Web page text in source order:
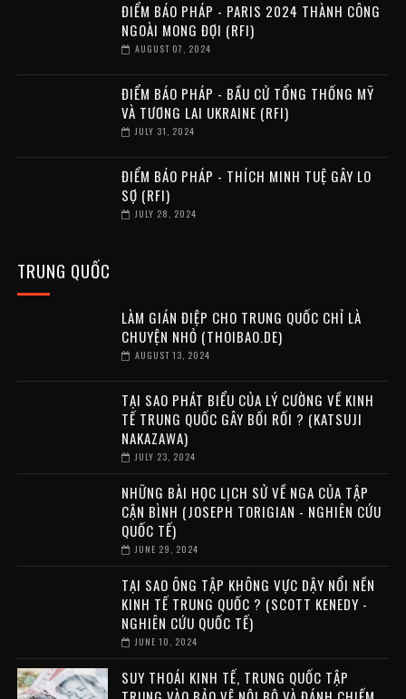
ĐIỂM BÁO PHÁP - PARIS 2024 THÀNH CÔNG
NGOÀI MONG ĐỢI (RFI)
AUGUST 07, 2024
ĐIỂM BÁO PHÁP - BẦU CỬ TỔNG THỐNG MỸ
VÀ TƯƠNG LAI UKRAINE (RFI)
JULY 31, 2024
ĐIỂM BÁO PHÁP - THÍCH MINH TUỆ GÂY LO
SỢ (RFI)
JULY 28, 2024
TRUNG QUỐC
LÀM GIÁN ĐIỆP CHO TRUNG QUỐC CHỈ LÀ
CHUYỆN NHỎ (THOIBAO.DE)
AUGUST 13, 2024
TẠI SAO PHÁT BIỂU CỦA LÝ CƯỜNG VỀ KINH
TẾ TRUNG QUỐC GÂY BỐI RỐI ? (KATSUJI
NAKAZAWA)
JULY 23, 2024
NHỮNG BÀI HỌC LỊCH SỬ VỀ NGA CỦA TẬP
CẬN BÌNH (JOSEPH TORIGIAN - NGHIÊN CỨU
QUỐC TẾ)
JUNE 29, 2024
TẠI SAO ÔNG TẬP KHÔNG VỰC DẬY NỔI NỀN
KINH TẾ TRUNG QUỐC ? (SCOTT KENEDY -
NGHIÊN CỨU QUỐC TẾ)
JUNE 10, 2024
SUY THOÁI KINH TẾ, TRUNG QUỐC TẬP